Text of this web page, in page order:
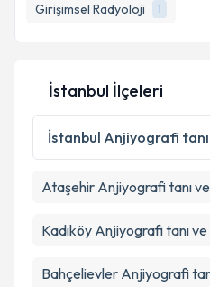
Girişimsel Radyoloji
1
E-posta Adresiniz
Kişisel verilerimin
Metni
'ni okudum ve
kapsamda
İstanbul İlçeleri
İstanbul Anjiyografi
Ataşehir Anjiyografi tanı
Kadıköy Anjiyografi tanı
Bahçelievler Anjiyografi